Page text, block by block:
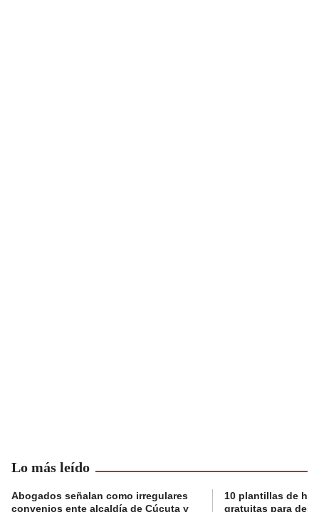
Lo más leído
Abogados señalan como irregulares
convenios ente alcaldía de Cúcuta y
10 plantillas de
gratuitas para